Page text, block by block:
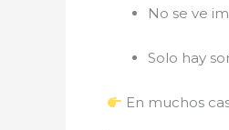
No se ve
Solo hay
En muchos